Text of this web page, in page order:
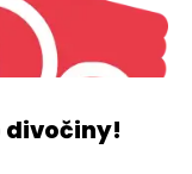
divočiny!